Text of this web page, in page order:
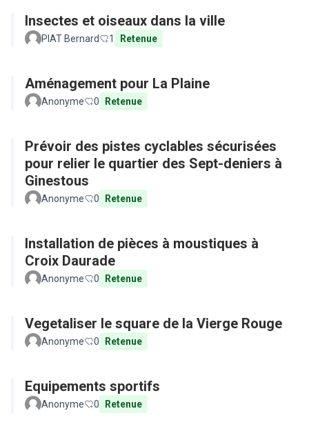
Insectes et oiseaux dans la ville
PIAT Bernard 1 Retenue
Aménagement pour La Plaine
Anonyme 0 Retenue
Prévoir des pistes cyclables sécurisées
pour relier le quartier des Sept-deniers à
Ginestous
Anonyme 0 Retenue
Installation de pièces à moustiques à
Croix Daurade
Anonyme 0 Retenue
Vegetaliser le square de la Vierge Rouge
Anonyme 0 Retenue
Equipements sportifs
Anonyme 0 Retenue